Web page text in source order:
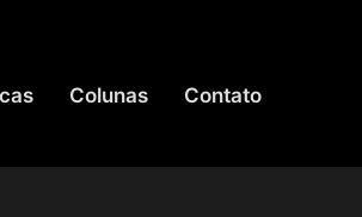
Colunas Contato